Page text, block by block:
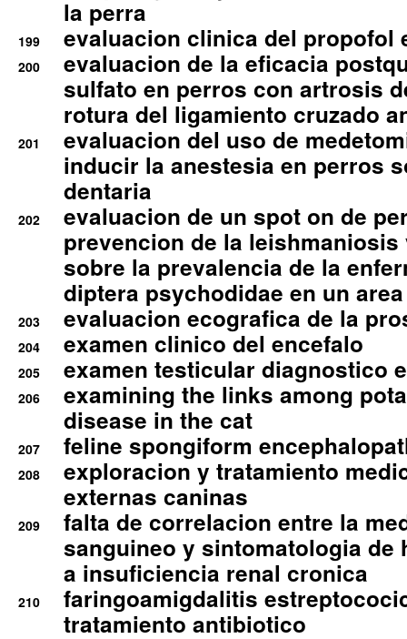
la perra
199 evaluacion clinica del propofol
200
evaluacion de la eficacia
sulfato en perros con artrosis
rotura del ligamiento cruzado
201
evaluacion del uso de
inducir la anestesia en perros
dentaria
202
evaluacion de un spot on de
prevencion de la
sobre la prevalencia de la
diptera psychodidae en un
203 evaluacion ecografica de la
204 examen clinico del encefalo
205 examen testicular diagnostico
206
examining the links among
disease in the cat
207 feline spongiform
208
exploracion y tratamiento
externas caninas
209
falta de correlacion entre la
sanguineo y sintomatologia de
a insuficiencia renal cronica
210
faringoamigdalitis
tratamiento antibiotico